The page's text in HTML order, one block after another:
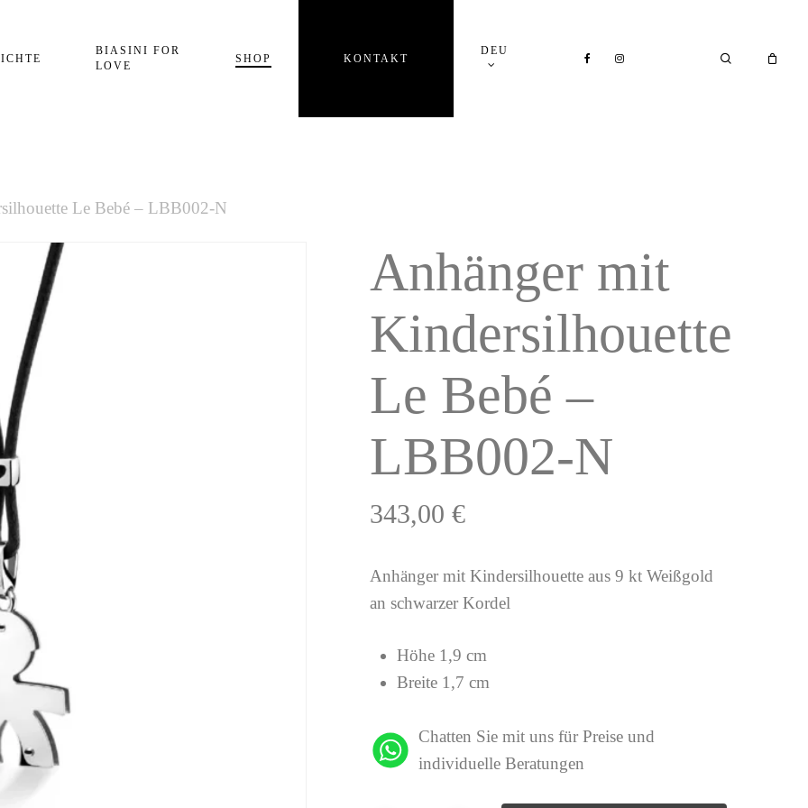
BIASINI FOR
LOVE
SHOP KONTAKT
DEU FACEBOOKINSTAGRAM SEARCH
Le Bebé – LBB002-N
Anhänger mit
Kindersilhouette
Le Bebé –
LBB002-N
343,00€
Anhänger mit Kindersilhouette aus 9 kt Weißgold
an schwarzer Kordel
Höhe 1,9 cm
Breite 1,7 cm
Chatten Sie mit uns für Preise und
individuelle Beratungen